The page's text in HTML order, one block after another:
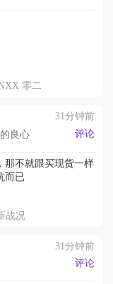
零二
31分钟前
良心
评论
那不就跟买现货一样
而已
战况
31分钟前
评论